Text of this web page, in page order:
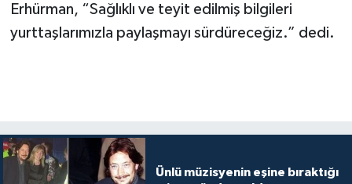
Erhürman, “Sağlıklı ve teyit edilmiş bilgileri
yurttaşlarımızla paylaşmayı sürdüreceğiz.” dedi.
Ünlü müzisyenin eşine bıraktığı